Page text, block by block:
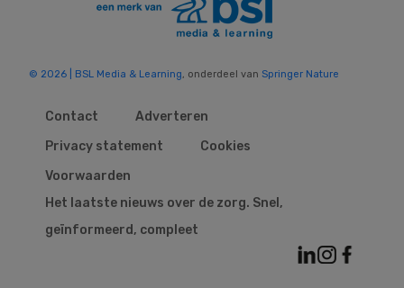
© 2026 | BSL Media & Learning, onderdeel van Springer Nature
Contact
Adverteren
Privacy statement
Cookies
Voorwaarden
Het laatste nieuws over de zorg. Snel,
geïnformeerd, compleet